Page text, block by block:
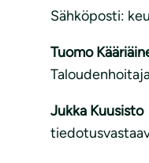
Sähköposti:
Tuomo
Jukka Kuusisto